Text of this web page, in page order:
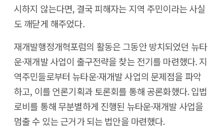
시하지 않는다면, 결국 피해자는 지역 주민이라는 사실
도 깨닫게 해주었다.
재개발행정개혁포럼의 활동은 그동안 방치되었던 뉴타
운·재개발 사업이 출구전략을 찾는 전기를 마련했다. 지
역주민들로부터 뉴타운·재개발 사업의 문제점을 파악
하고, 이를 언론기획과 토론회를 통해 공론화했다. 입법
로비를 통해 무분별하게 진행된 뉴타운·재개발 사업을
멈출 수 있는 근거가 되는 법안을 마련했다.